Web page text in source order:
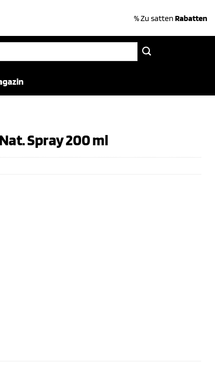
% Zu satten Rabatten
Spray 200 ml